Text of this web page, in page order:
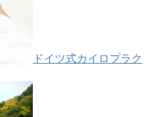
ドイツ式カイロプラク